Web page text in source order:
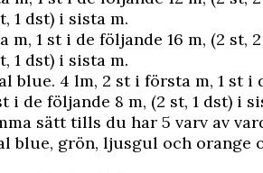
1 dst) i sista m.
m, 1 st i de följande 16 m, (2 st,
1 dst) i sista m.
blue. 4 lm, 2 st i första m, 1 st i
i de följande 8 m, (2 st, 1 dst) i
sätt tills du har 5 varv av
blue, grön, ljusgul och orange